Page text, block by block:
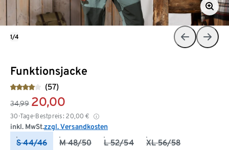
Funktionsjacke
(57)
34,99 20,00
30-Tage-Bestpreis: 20,00 €
inkl. MwSt.zzgl. Versandkosten
S 44/46 M 48/50 L 52/54 XL 56/58
1/4